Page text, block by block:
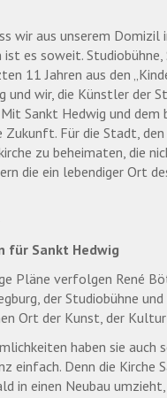
wir aus unserem
ist es soweit.
11 Jahren aus den
wir, die Künstler der
Sankt Hedwig und
Zukunft. Für die Stadt,
zu beheimaten, die
die ein lebendiger Ort
für Sankt Hedwig
Pläne verfolgen René
der Studiobühne
Ort der Kunst, der
haben sie
einfach. Denn die Kirche
in einen Neubau